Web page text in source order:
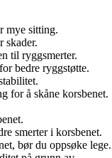
mye sitting.
skader.
til ryggsmerter.
bedre ryggstøtte.
for å skåne korsbenet.
smerter i korsbenet.
bør du oppsøke lege.